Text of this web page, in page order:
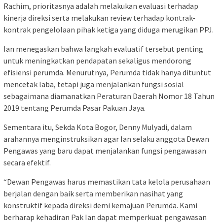
Rachim, prioritasnya adalah melakukan evaluasi terhadap
kinerja direksi serta melakukan review terhadap kontrak-
kontrak pengelolaan pihak ketiga yang diduga merugikan PPJ.
Ian menegaskan bahwa langkah evaluatif tersebut penting
untuk meningkatkan pendapatan sekaligus mendorong
efisiensi perumda. Menurutnya, Perumda tidak hanya dituntut
mencetak laba, tetapi juga menjalankan fungsi sosial
sebagaimana diamanatkan Peraturan Daerah Nomor 18 Tahun
2019 tentang Perumda Pasar Pakuan Jaya.
Sementara itu, Sekda Kota Bogor, Denny Mulyadi, dalam
arahannya menginstruksikan agar Ian selaku anggota Dewan
Pengawas yang baru dapat menjalankan fungsi pengawasan
secara efektif.
“Dewan Pengawas harus memastikan tata kelola perusahaan
berjalan dengan baik serta memberikan nasihat yang
konstruktif kepada direksi demi kemajuan Perumda. Kami
berharap kehadiran Pak Ian dapat memperkuat pengawasan